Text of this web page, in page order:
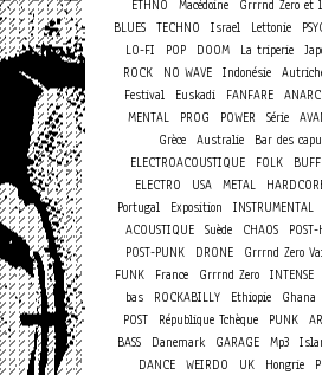
ETHNO
Macédoine
Grrrnd Zero et
BLUES TECHNO Israel Lettonie
LO-FI
POP DOOM La triperie
ROCK
NO WAVE Indonésie
Festival
Euskadi FANFARE
MENTAL
PROG POWER Série
Grèce Australie
Bar des
ELECTROACOUSTIQUE
FOLK
ELECTRO
USA METAL
Portugal
Exposition INSTRUMENTAL
ACOUSTIQUE
Suède CHAOS
POST-PUNK
DRONE Grrrnd Zero
FUNK
France Grrrnd Zero INTENSE
bas
ROCKABILLY Ethiopie Ghana
POST
République Tchèque PUNK
BASS
Danemark GARAGE Mp3
DANCE WEIRDO UK Hongrie